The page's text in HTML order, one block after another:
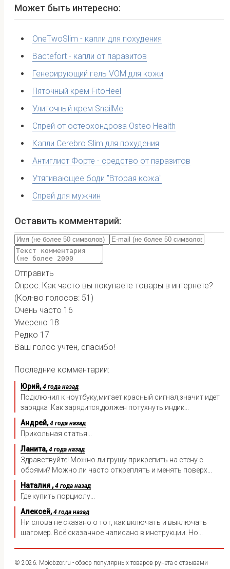
Может быть интересно:
OneTwoSlim - капли для похудения
Bactefort - капли от паразитов
Генерирующий гель VOM для кожи
Пяточный крем FitoHeel
Улиточный крем SnailMe
Спрей от остеохондроза Osteo Health
Капли Cerebro Slim для похудения
Антиглист Форте - средство от паразитов
Утягивающее боди "Вторая кожа"
Спрей для мужчин
Оставить комментарий:
Отправить
Опрос: Как часто вы покупаете товары в интернете?
(Кол-во голосов: 51)
Очень часто 16
Умерено 18
Редко 17
Ваш голос учтен, спасибо!
Последние комментарии:
Юрий,4 года назад
Подключил к ноутбуку,мигает красный сигнал,значит идет
зарядка .Как зарядится,должен потухнуть индик...
Андрей,4 года назад
Прикольная статья...
Ланита,4 года назад
Здравствуйте! Можно ли грушу прикрепить на стену с
обоями? Можно ли часто откреплять и менять поверх...
Наталия ,4 года назад
Где купить порциолу...
Алексей,4 года назад
Ни слова не сказано о тот, как включать и выключать
шагомер. Всё сказанное написано в инструкции. Но...
© 2026. Moiobzor.ru - обзор популярных товаров рунета с отзывами